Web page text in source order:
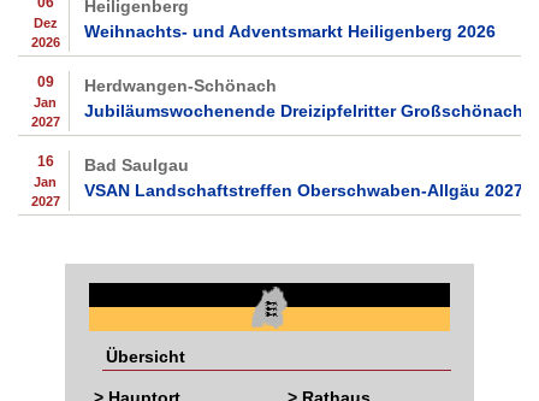
Dez
2026
Heiligenberg
Weihnachts- und Adventsmarkt Heiligenberg 2026
09
Jan
2027
Herdwangen-Schönach
Jubiläumswochenende Dreizipfelritter Großschönach
16
Jan
2027
Bad Saulgau
VSAN Landschaftstreffen Oberschwaben-Allgäu 2027
Übersicht
> Hauptort > Rathaus